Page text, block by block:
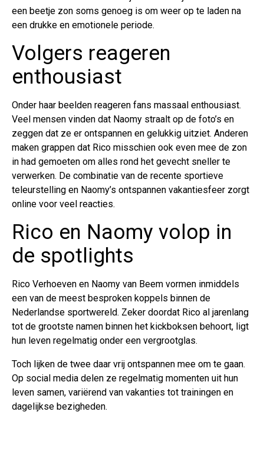
een beetje zon soms genoeg is om weer op te laden na
een drukke en emotionele periode.
Volgers reageren
enthousiast
Onder haar beelden reageren fans massaal enthousiast.
Veel mensen vinden dat Naomy straalt op de foto’s en
zeggen dat ze er ontspannen en gelukkig uitziet. Anderen
maken grappen dat Rico misschien ook even mee de zon
in had gemoeten om alles rond het gevecht sneller te
verwerken. De combinatie van de recente sportieve
teleurstelling en Naomy’s ontspannen vakantiesfeer zorgt
online voor veel reacties.
Rico en Naomy volop in
de spotlights
Rico Verhoeven en Naomy van Beem vormen inmiddels
een van de meest besproken koppels binnen de
Nederlandse sportwereld. Zeker doordat Rico al jarenlang
tot de grootste namen binnen het kickboksen behoort, ligt
hun leven regelmatig onder een vergrootglas.
Toch lijken de twee daar vrij ontspannen mee om te gaan.
Op social media delen ze regelmatig momenten uit hun
leven samen, variërend van vakanties tot trainingen en
dagelijkse bezigheden.